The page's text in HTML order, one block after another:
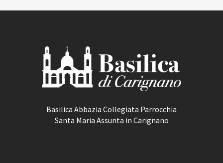
Basilica Abbazia Collegiata Parrocchia
Santa Maria Assunta in Carignano